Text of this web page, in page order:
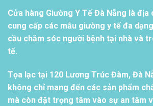
Cửa hàng Giường Y Tế Đà Nẵng là
cung cấp các mẫu giường y tế đa
cầu chăm sóc người bệnh tại nhà và
tế.
Tọa lạc tại 120 Lương Trúc Đàm, Đà
không chỉ mang đến các sản phẩm
mà còn đặt trọng tâm vào sự an tâm